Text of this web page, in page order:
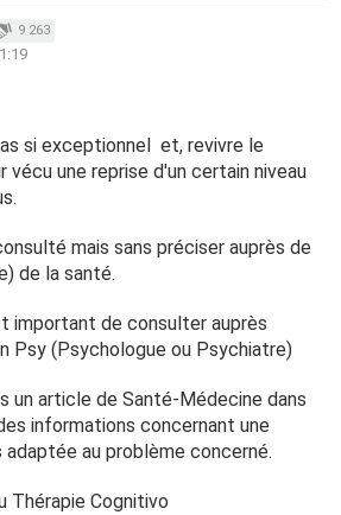
9 263
si exceptionnel et, revivre le
vécu une reprise d'un certain niveau
mais sans préciser auprès de
de la santé.
important de consulter auprès
Psy (Psychologue ou Psychiatre)
un article de Santé-Médecine dans
informations concernant une
au problème concerné.
Thérapie Cognitivo